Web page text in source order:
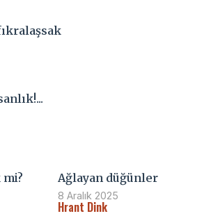
Ağlayan düğünler
8 Aralık 2025
Hrant Dink